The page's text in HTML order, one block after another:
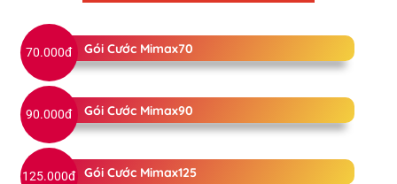
70.000đ Gói Cước Mimax70
90.000đ Gói Cước Mimax90
125.000đ Gói Cước Mimax125